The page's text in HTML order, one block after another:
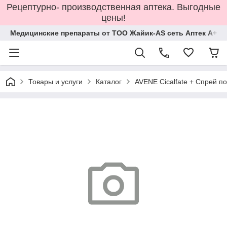
Рецептурно- производственная аптека. Выгодные
цены!
Медицинские препараты от ТОО Жайик-AS сеть Аптек А+
Товары и услуги Каталог AVENE Cicalfate + Спрей